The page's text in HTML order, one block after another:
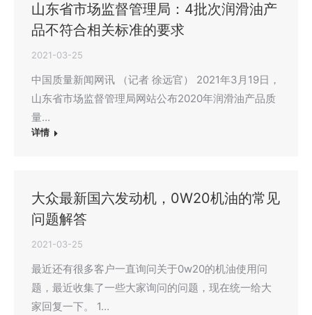
山东省市场监督管理局：4批次润滑油产
品不符合相关标准的要求
2021-03-25
中国质量新闻网讯 （记者 徐远官） 2021年3月19日，
山东省市场监督管理局网站公布2020年润滑油产品质
量…
详情
大众最新国六发动机，0W20机油的常见
问题解答
2021-03-25
最近还有很多客户一直询问关于0w20的机油使用问
题，最近收集了一些大家询问的问题，现在统一给大
家回复一下。 1…